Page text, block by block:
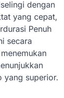
dengan
yang cepat,
Penuh
secara
yang superior.